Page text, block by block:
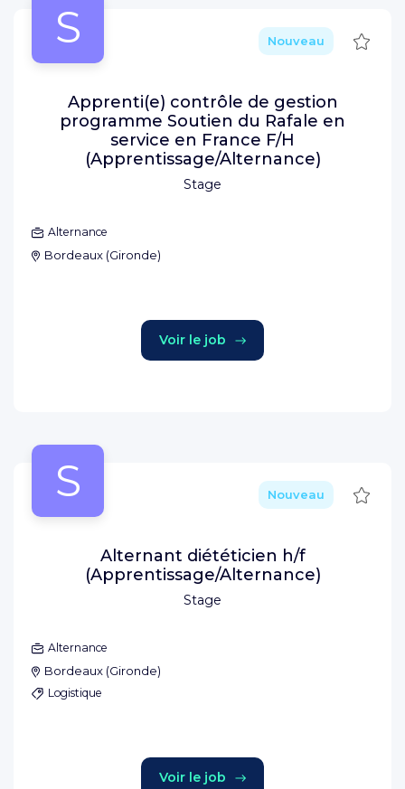
S
Stage
Nouveau
Apprenti(e) contrôle de gestion
programme Soutien du Rafale en
service en France F/H
(Apprentissage/Alternance)
Alternance
Bordeaux (Gironde)
Voir le job
S
Stage
Nouveau
Alternant diététicien h/f
(Apprentissage/Alternance)
Alternance
Bordeaux (Gironde)
Logistique
Voir le job